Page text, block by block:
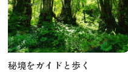
秘境をガイドと歩く